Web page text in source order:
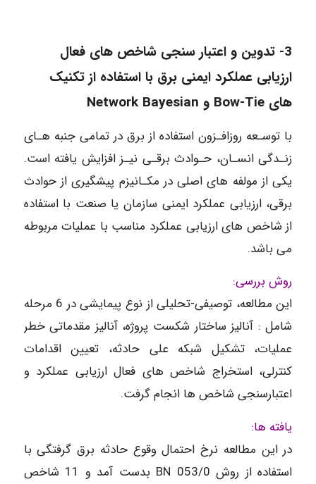
3- تدوین و اعتبار سنجی شاخص های فعال
ارزیابی عملکرد ایمنی برق با استفاده از تکنیک
های Bow-Tie و Network Bayesian
با توسـعه روزافـزون استفاده از برق در تمامی جنبه هـای
زنـدگی انسـان، حـوادث برقـی نیـز افزایش یافته است.
یکی از مولفه های اصلی در مکـانیزم پیشگیری از حوادث
برقی، ارزیابی عملکرد ایمنی سازمان یا صنعت با استفاده
از شاخص های ارزیابی عملکرد مناسب با عملیات مربوطه
می باشد.
روش بررسی:
این مطالعه، توصیفی-تحلیلی از نوع پیمایشی در 6 مرحله
شامل : آنالیز ساختار شکست پروژه، آنالیز مقدماتی خطر
عملیات، تشکیل شبکه علی حادثه، تعیین اقدامات
کنترلی، استخراج شاخص های فعال ارزیابی عملکرد و
اعتبارسنجی شاخص ها انجام گرفت.
یافته ها:
در این مطالعه نرخ احتمال وقوع حادثه برق گرفتگی با
استفاده از روش BN 053/0 بدست آمد و 11 شاخص